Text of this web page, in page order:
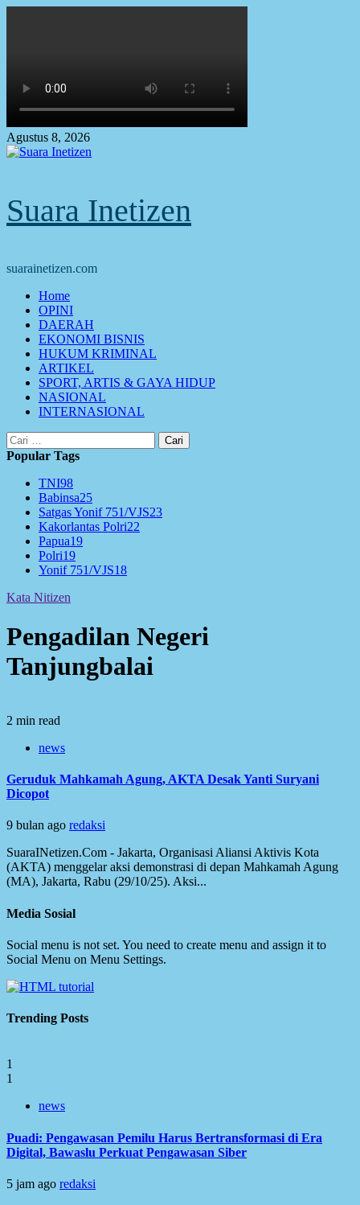
Agustus 8, 2026
Suara Inetizen
suarainetizen.com
Primary
Menu
Home
OPINI
DAERAH
EKONOMI BISNIS
HUKUM KRIMINAL
ARTIKEL
SPORT, ARTIS & GAYA HIDUP
NASIONAL
INTERNASIONAL
Cari
untuk:
Popular Tags
TNI98
Babinsa25
Satgas Yonif 751/VJS23
Kakorlantas Polri22
Papua19
Polri19
Yonif 751/VJS18
Kata Nitizen
Pengadilan Negeri
Tanjungbalai
2 min read
news
Geruduk Mahkamah Agung, AKTA Desak Yanti Suryani
Dicopot
9 bulan ago redaksi
SuaraINetizen.Com - Jakarta, Organisasi Aliansi Aktivis Kota
(AKTA) menggelar aksi demonstrasi di depan Mahkamah Agung
(MA), Jakarta, Rabu (29/10/25). Aksi...
Media Sosial
Social menu is not set. You need to create menu and assign it to
Social Menu on Menu Settings.
Trending Posts
1
1
news
Puadi: Pengawasan Pemilu Harus Bertransformasi di Era
Digital, Bawaslu Perkuat Pengawasan Siber
5 jam ago redaksi